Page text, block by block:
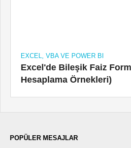
EXCEL, VBA VE POWER BI
Excel'de Bileşik Faiz
Hesaplama Örnekleri)
POPÜLER MESAJLAR